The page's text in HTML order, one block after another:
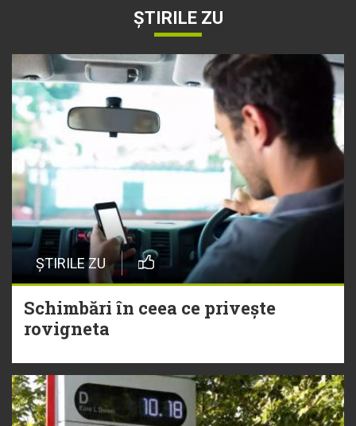
ȘTIRILE ZU
ȘTIRILE ZU
Schimbări în ceea ce privește
rovigneta